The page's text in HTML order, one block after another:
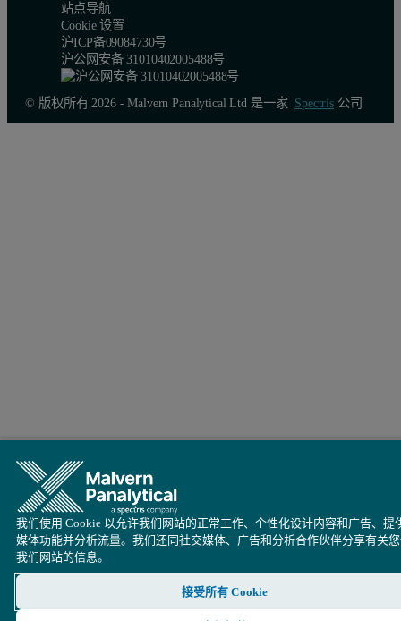
站点导航
Cookie 设置
沪ICP备09084730号
沪公网安备 31010402005488号
© 版权所有 2026 - Malvern Panalytical Ltd 是一家 Spectris公司
我们使用 Cookie 以允许我们网站的正常工作、个性化设计内容和广告、提
媒体功能并分析流量。我们还同社交媒体、广告和分析合作伙伴分享有关
我们网站的信息。
接受所有 Cookie